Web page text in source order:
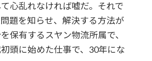
心乱れなければ嘘だ。それで
題を知らせ、解決する方法が
保有するスヤン物流所属で、
頭に始めた仕事で、30年にな